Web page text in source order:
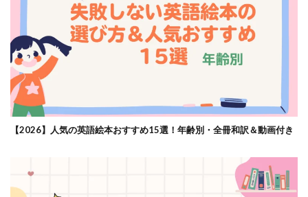
【2026】人気の英語絵本おすすめ15選！年齢別・全冊和訳＆動画付き